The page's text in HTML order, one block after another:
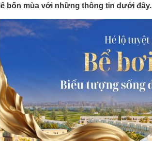
lê bốn mùa với những thông tin dưới đây.